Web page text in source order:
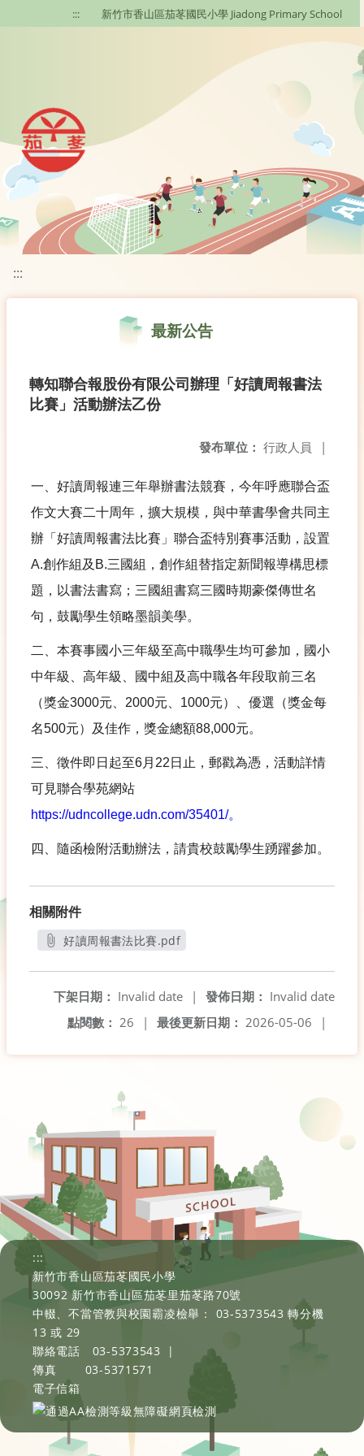
移至網頁之主要內容區位置
::: 新竹市香山區茄苳國民小學 Jiadong Primary School
:::
最新公告
轉知聯合報股份有限公司辦理「好讀周報書法
比賽」活動辦法乙份
發布單位： 行政人員 |
一、好讀周報連三年舉辦書法競賽，今年呼應聯合盃
作文大賽二十周年，擴大規模，與中華書學會共同主
辦「好讀周報書法比賽」聯合盃特別賽事活動，設置
A.創作組及 B.三國組，創作組替指定新聞報導構思標
題，以書法書寫；三國組書寫三國時期豪傑傳世名
句，鼓勵學生領略墨韻美學。
二、本賽事國小三年級至高中職學生均可參加，國小
中年級、高年級、國中組及高中職各年段取前三名
（獎金3000元、 2000元、 1000元）、優選（獎金每
名500元）及佳作，獎金總額88,000元。
三、徵件即日起至6月 22 日止，郵戳為憑，活動詳情
可見聯合學苑網站
https://udncollege.udn.com/35401/。
四、隨函檢附活動辦法，請貴校鼓勵學生踴躍參加。
相關附件
好讀周報書法比賽.pdf
發佈日期： Invalid date
下架日期： Invalid date
|
最後更新日期： 2026-05-06 |
點閱數： 26 |
:::
新竹市香山區茄苳國民小學
30092 新竹市香山區茄苳里茄苳路70號
中輟、不當管教與校園霸凌檢舉： 03-5373543 轉分機
13 或 29
聯絡電話
03-5373543
|
傳真
03-5371571
電子信箱